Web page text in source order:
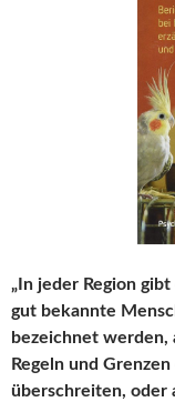
„In jeder Region
gut bekannte
bezeichnet werden,
Regeln und
überschreiten, oder